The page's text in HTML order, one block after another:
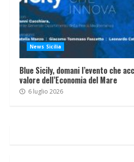
News Sicilia
Blue Sicily, domani l’evento che
valore dell’Economia del Mare
6 luglio 2026